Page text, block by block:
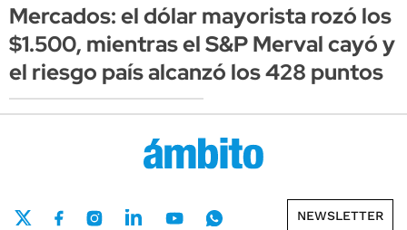
Mercados: el dólar mayorista rozó los
$1.500, mientras el S&P Merval cayó y
el riesgo país alcanzó los 428 puntos
NEWSLETTER